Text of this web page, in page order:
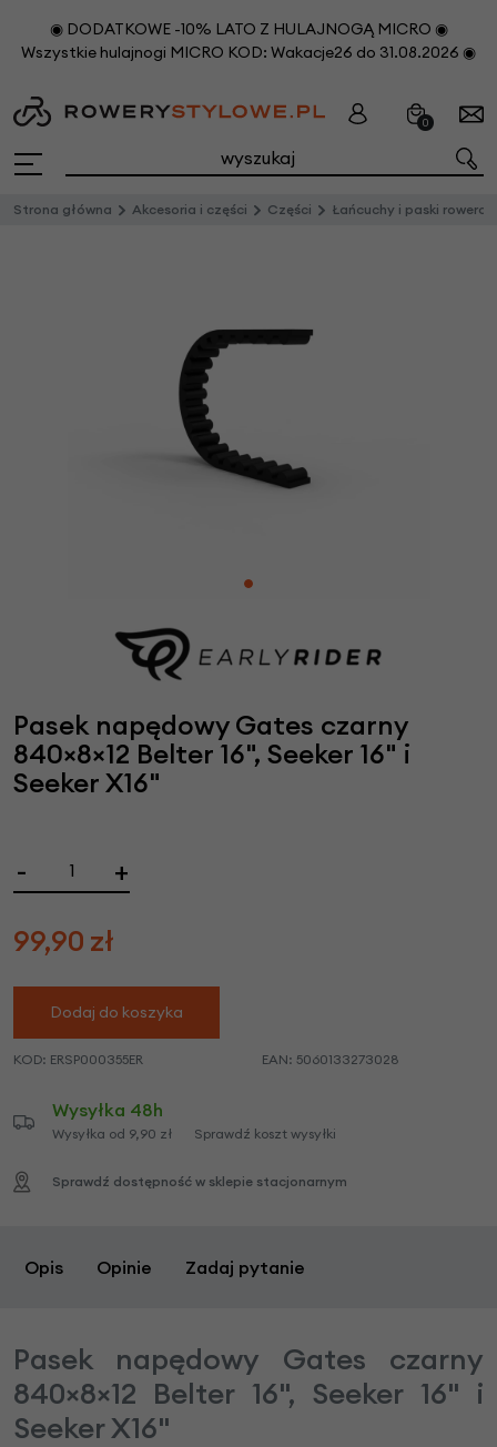
◉ DODATKOWE -10% LATO Z HULAJNOGĄ MICRO ◉
Wszystkie hulajnogi MICRO KOD: Wakacje26 do 31.08.2026 ◉
0
Strona główna Akcesoria i części Części Łańcuchy i paski rowerowe
Pasek napędowy Gates czarny
840×8×12 Belter 16", Seeker 16" i
Seeker X16"
- +
99,90 zł
Dodaj do koszyka
KOD: ERSP000355ER EAN: 5060133273028
Wysyłka 48h
Wysyłka od 9,90 zł Sprawdź koszt wysyłki
Sprawdź dostępność w sklepie stacjonarnym
Opis Opinie Zadaj pytanie
Pasek napędowy Gates czarny
840×8×12 Belter 16", Seeker 16" i
Seeker X16"